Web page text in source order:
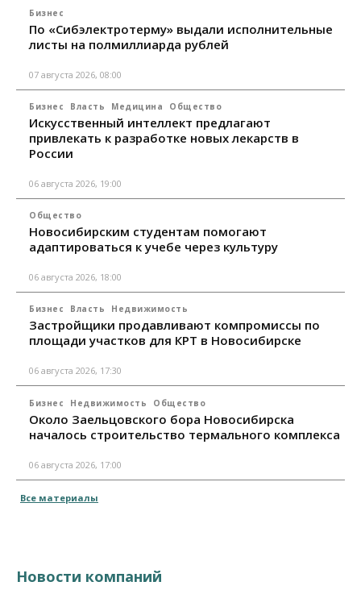
Бизнес
По «Сибэлектротерму» выдали исполнительные
листы на полмиллиарда рублей
07 августа 2026, 08:00
Бизнес Власть Медицина Общество
Искусственный интеллект предлагают
привлекать к разработке новых лекарств в
России
06 августа 2026, 19:00
Общество
Новосибирским студентам помогают
адаптироваться к учебе через культуру
06 августа 2026, 18:00
Бизнес Власть Недвижимость
Застройщики продавливают компромиссы по
площади участков для КРТ в Новосибирске
06 августа 2026, 17:30
Бизнес Недвижимость Общество
Около Заельцовского бора Новосибирска
началось строительство термального комплекса
06 августа 2026, 17:00
Все материалы
Новости компаний